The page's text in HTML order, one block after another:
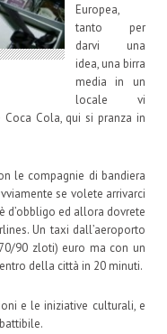
Europea,
tanto per
darvi una
idea, una birra
media in un
locale vi
Cola, qui si pranza in
le compagnie di bandiera
se volete arrivarci
d’obbligo ed allora dovrete
Un taxi dall’aeroporto
90 zloti) euro ma con un
della città in 20 minuti.
e le iniziative culturali, e